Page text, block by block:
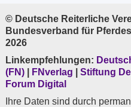
© Deutsche Reiterliche
Bundesverband für
2026
Linkempfehlungen:
(FN)
FNverlag Stiftung
Forum Digital
Ihre Daten sind durch